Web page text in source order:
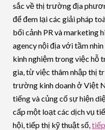
sắc về thị trường địa
để đem lại các giải pháp
bối cảnh PR và marketing
agency nội địa với tầm
kinh nghiệm trong việc hỗ
gia, từ việc thâm nhập thị
trường kinh doanh ở Việt
tiếng và củng cố sự hiện
cấp một loạt các dịch vụ
hội, tiếp thị kỹ thuật số,